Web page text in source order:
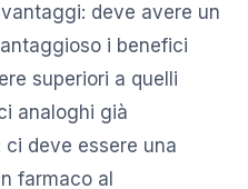
deve avere un
i benefici
superiori a quelli
analoghi già
deve essere una
farmaco al